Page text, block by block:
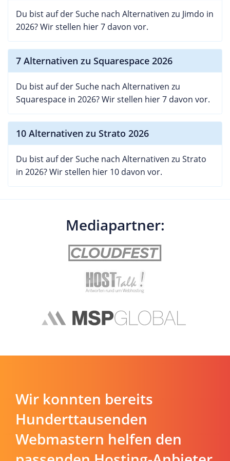
angeboten, mit denen sich Daten mittels
automatischer Backups auf deutschen Servern
sichern lassen. Wenn Sie bereits als Kunde bei
STRATO Erfahrungen sammeln konnten, dann
können Sie eine eigene Bewertung des
Unternehmens auf unserer Webseite abgeben.
Du bist auf der Suche nach Alternativen zu Jimdo in
2026? Wir stellen hier 7 davon vor.
7 Alternativen zu Squarespace 2026
Du bist auf der Suche nach Alternativen zu
Squarespace in 2026? Wir stellen hier 7 davon vor.
10 Alternativen zu Strato 2026
Du bist auf der Suche nach Alternativen zu Strato
in 2026? Wir stellen hier 10 davon vor.
Mediapartner:
Wir konnten bereits
Hunderttausenden
Webmastern helfen den